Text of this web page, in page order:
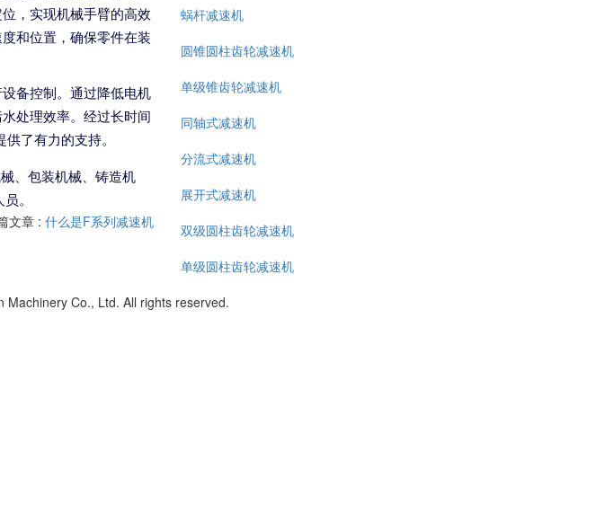
，实现机械手臂的高效
和位置，确保零件在装
备控制。通过降低电机
处理效率。经过长时间
了有力的支持。
、包装机械、铸造机
。
文章 : 什么是F系列减速机
蜗杆减速机
圆锥圆柱齿轮减速机
单级锥齿轮减速机
同轴式减速机
分流式减速机
展开式减速机
双级圆柱齿轮减速机
单级圆柱齿轮减速机
Co., Ltd. All rights reserved.